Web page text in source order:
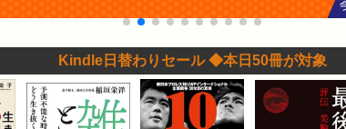
Kindle日替わりセール ◆本日50冊が対象